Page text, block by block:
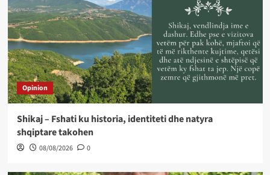
Opinion
Shikaj – Fshati ku historia, identiteti dhe natyra
shqiptare takohen
08/08/2026 0